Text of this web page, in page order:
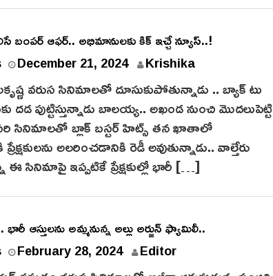
1
,
2
0
2
5
బంపర్ ఆఫర్.. అభిమానులకు కిక్ ఇచ్చే న్యూస్..!
December 21, 2024 Krishika
వరుస సినిమాలతో దూసుకుపోతున్నాడు .. బ్యాక్ టు
పుట్టిస్తున్నాడు బాలయ్య.. అఖండ నుంచి మొదలుపెట్టి
సినిమాలతో బ్లాక్ బస్టర్ హిట్స్ తన ఖాతాలో
అలరించడానికి రెడీ అవుతున్నాడు.. వాల్తేరు
సినిమాపై ఇప్పటికే ప్రేక్షకుల్లో భారీ […]
ఆస్తులను అమ్మనున్న అల్లు అర్జున్ ఫ్యామిలీ..
February 28, 2024F Editor